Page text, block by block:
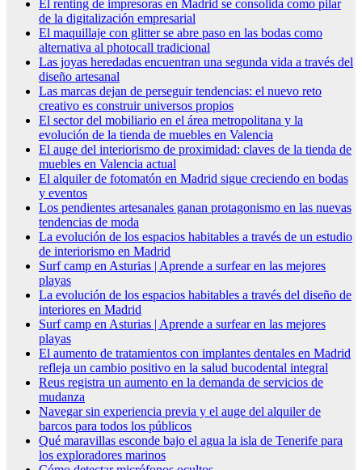
El renting de impresoras en Madrid se consolida como pilar
de la digitalización empresarial
El maquillaje con glitter se abre paso en las bodas como
alternativa al photocall tradicional
Las joyas heredadas encuentran una segunda vida a través del
diseño artesanal
Las marcas dejan de perseguir tendencias: el nuevo reto
creativo es construir universos propios
El sector del mobiliario en el área metropolitana y la
evolución de la tienda de muebles en Valencia
El auge del interiorismo de proximidad: claves de la tienda de
muebles en Valencia actual
El alquiler de fotomatón en Madrid sigue creciendo en bodas
y eventos
Los pendientes artesanales ganan protagonismo en las nuevas
tendencias de moda
La evolución de los espacios habitables a través de un estudio
de interiorismo en Madrid
Surf camp en Asturias | Aprende a surfear en las mejores
playas
La evolución de los espacios habitables a través del diseño de
interiores en Madrid
Surf camp en Asturias | Aprende a surfear en las mejores
playas
El aumento de tratamientos con implantes dentales en Madrid
refleja un cambio positivo en la salud bucodental integral
Reus registra un aumento en la demanda de servicios de
mudanza
Navegar sin experiencia previa y el auge del alquiler de
barcos para todos los públicos
Qué maravillas esconde bajo el agua la isla de Tenerife para
los exploradores marinos